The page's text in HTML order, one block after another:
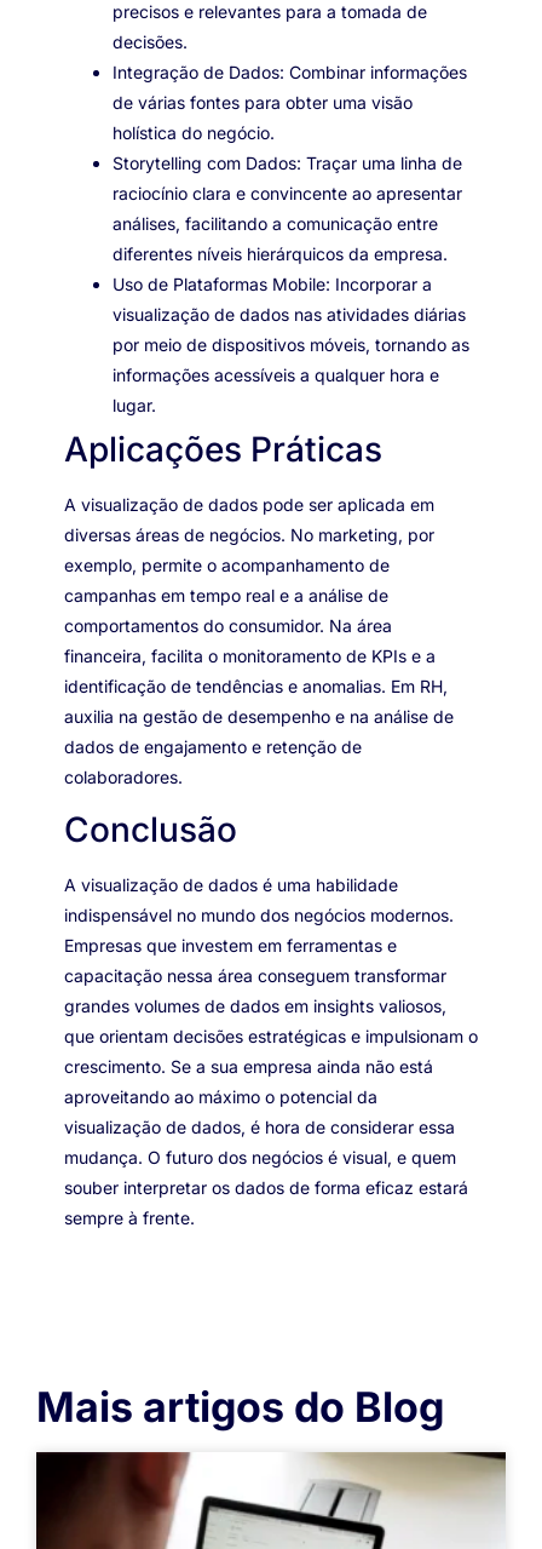
precisos e relevantes para a tomada de
decisões.
Integração de Dados: Combinar informações
de várias fontes para obter uma visão
holística do negócio.
Storytelling com Dados: Traçar uma linha de
raciocínio clara e convincente ao apresentar
análises, facilitando a comunicação entre
diferentes níveis hierárquicos da empresa.
Uso de Plataformas Mobile: Incorporar a
visualização de dados nas atividades diárias
por meio de dispositivos móveis, tornando as
informações acessíveis a qualquer hora e
lugar.
Aplicações Práticas
A visualização de dados pode ser aplicada em
diversas áreas de negócios. No marketing, por
exemplo, permite o acompanhamento de
campanhas em tempo real e a análise de
comportamentos do consumidor. Na área
financeira, facilita o monitoramento de KPIs e a
identificação de tendências e anomalias. Em RH,
auxilia na gestão de desempenho e na análise de
dados de engajamento e retenção de
colaboradores.
Conclusão
A visualização de dados é uma habilidade
indispensável no mundo dos negócios modernos.
Empresas que investem em ferramentas e
capacitação nessa área conseguem transformar
grandes volumes de dados em insights valiosos,
que orientam decisões estratégicas e impulsionam o
crescimento. Se a sua empresa ainda não está
aproveitando ao máximo o potencial da
visualização de dados, é hora de considerar essa
mudança. O futuro dos negócios é visual, e quem
souber interpretar os dados de forma eficaz estará
sempre à frente.
Mais artigos do Blog